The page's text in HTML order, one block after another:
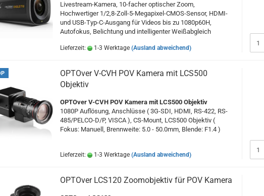
Livestream-Kamera, 10-facher optischer Zoom,
Hochwertiger 1/2,8-Zoll-5-Megapixel-CMOS-Sensor, HDMI-
und USB-Typ-C-Ausgang für Videos bis zu 1080p60H,
Autofokus, Belichtung und intelligenter Weißabgleich
Lieferzeit: 1-3 Werktage (Ausland abweichend)
OPTOver V-CVH POV Kamera mit LCS500
Objektiv
OPTOver V-CVH POV Kamera mit LCS500 Objektiv
1080P Auflösung, Anschlüsse ( 3G-SDI, HDMI, RS-422, RS-
485/PELCO-D/P, VISCA ), CS-Mount, LCS500 Objektiv (
Fokus: Manuell, Brennweite: 5.0 - 50.0mm, Blende: F1.4 )
Lieferzeit: 1-3 Werktage (Ausland abweichend)
OPTOver LCS120 Zoomobjektiv für POV Kamera